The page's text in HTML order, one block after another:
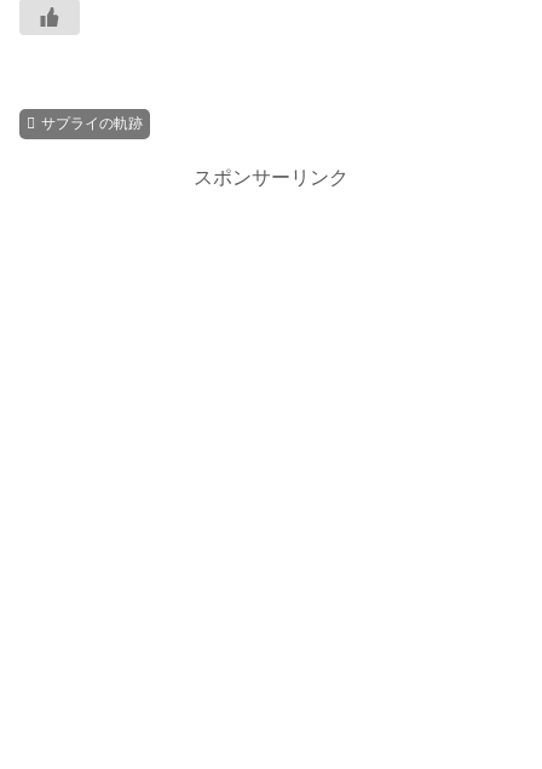
サプライの軌跡
スポンサーリンク